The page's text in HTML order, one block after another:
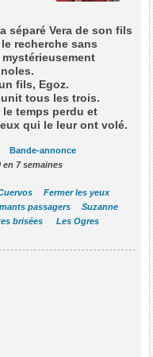
séparé Vera de son fils
recherche sans
fils, Egoz.
tous les trois.
le temps perdu et
qui le leur ont volé.
Bande-annonce
en 7 semaines
Fermer les yeux
passagers
Suzanne
brisées Les Ogres